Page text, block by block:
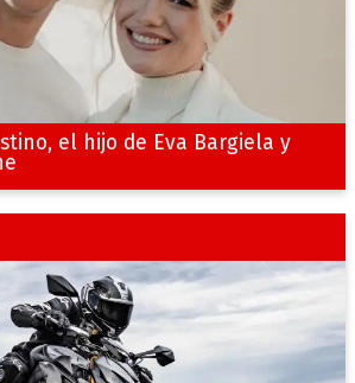
el hijo de Eva Bargiela y